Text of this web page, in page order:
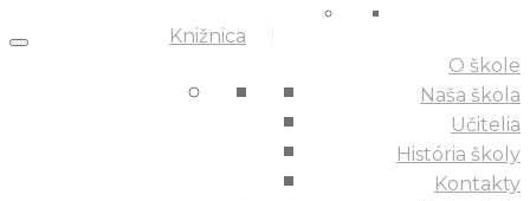
Knižnica
O škole
Naša škola
Učitelia
História školy
Kontakty